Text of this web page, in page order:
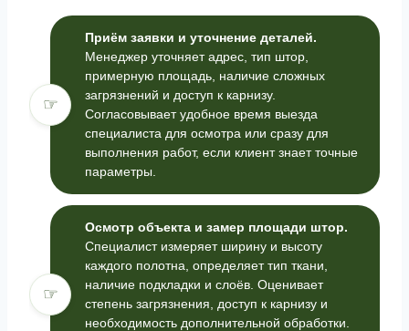
☞
Приём заявки и уточнение деталей.
Менеджер уточняет адрес, тип штор,
примерную площадь, наличие сложных
загрязнений и доступ к карнизу.
Согласовывает удобное время выезда
специалиста для осмотра или сразу для
выполнения работ, если клиент знает точные
параметры.
☞
Осмотр объекта и замер площади штор.
Специалист измеряет ширину и высоту
каждого полотна, определяет тип ткани,
наличие подкладки и слоёв. Оценивает
степень загрязнения, доступ к карнизу и
необходимость дополнительной обработки.